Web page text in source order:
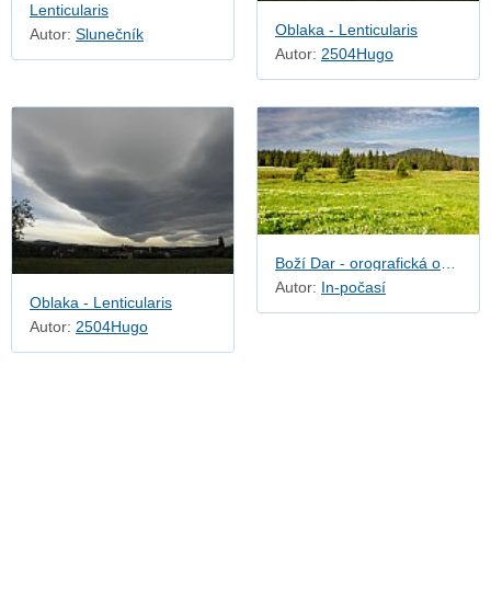
Lenticularis
Autor: Slunečník
Oblaka - Lenticularis
Autor: 2504Hugo
Oblaka - Lenticularis
Autor: 2504Hugo
Autor: In-počasí